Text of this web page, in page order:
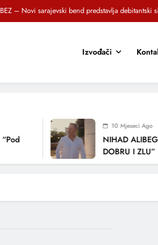
BEZ – Novi sarajevski bend predstavlja debitantski
SUNCOKRETI KROZ PJESMU POZVALI
SUNCOKRETI KROZ PJESMU POZVALI
Izvođači
10 Mjeseci Ago
NIHAD
DOBRU I
LJUBAVI I